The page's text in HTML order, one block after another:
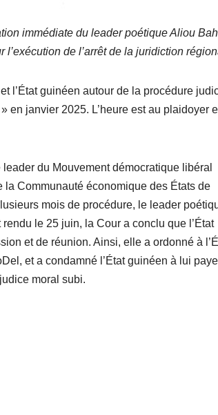
immédiate du leader poétique Aliou
de l’arrêt de la juridiction
l’État guinéen autour de la procédure
en janvier 2025. L’heure est au plaidoyer
du Mouvement démocratique libéral
la Communauté économique des États de
mois de procédure, le leader
le 25 juin, la Cour a conclu que l’État
et de réunion. Ainsi, elle a ordonné à
et a condamné l’État guinéen à lui
moral subi.